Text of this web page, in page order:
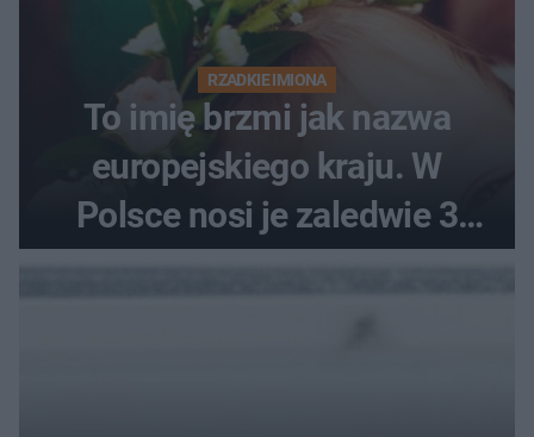
RZADKIE IMIONA
To imię brzmi jak nazwa
europejskiego kraju. W
Polsce nosi je zaledwie 3